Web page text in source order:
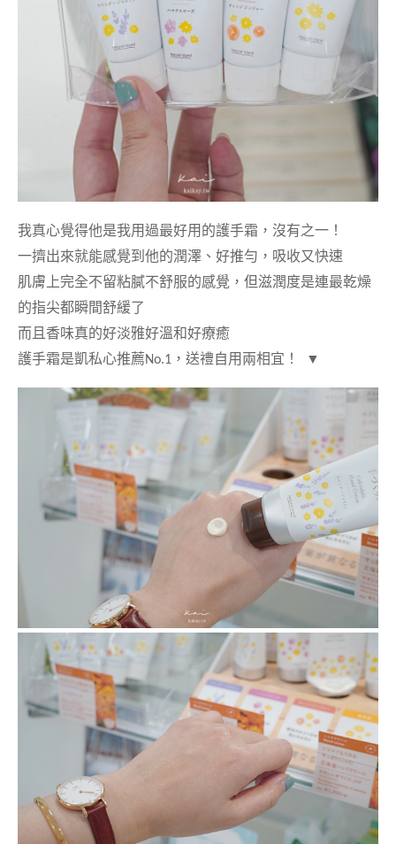
我真心覺得他是我用過最好用的護手霜，沒有之一！
一擠出來就能感覺到他的潤澤、好推勻，吸收又快速
肌膚上完全不留粘膩不舒服的感覺，但滋潤度是連最乾燥
的指尖都瞬間舒緩了
而且香味真的好淡雅好溫和好療癒
護手霜是凱私心推薦No.1 ，送禮自用兩相宜！ ▼